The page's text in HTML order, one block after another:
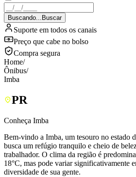
Buscando... Buscar
Suporte em todos os canais
Preço que cabe no bolso
Compra segura
Home/
Ônibus/
Imba
PR
Conheça Imba
Bem-vindo a Imba, um tesouro no estado
busca um refúgio tranquilo e cheio de
trabalhador. O clima da região é
18°C, mas pode variar significativamente
diversidade de sua gente.